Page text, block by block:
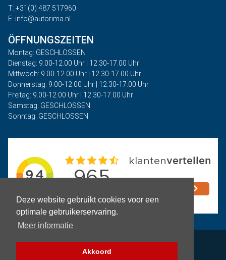
Deze website gebruikt cookies voor een
optimale gebruikerservaring.
Meer informatie
Akkoord
T: +31(0) 487 517960
E: info@autorima.nl
ÖFFNUNGSZEITEN
Montag: GESCHLOSSEN
Dienstag: 9.00-12.00 Uhr | 12.30-17.00 Uhr
Mittwoch: 9.00-12.00 Uhr | 12.30-17.00 Uhr
Donnerstag: 9.00-12.00 Uhr | 12.30-17.00 Uhr
Freitag: 9.00-12.00 Uhr | 12.30-17.00 Uhr
Samstag: GESCHLOSSEN
Sonntag: GESCHLOSSEN
Privacy